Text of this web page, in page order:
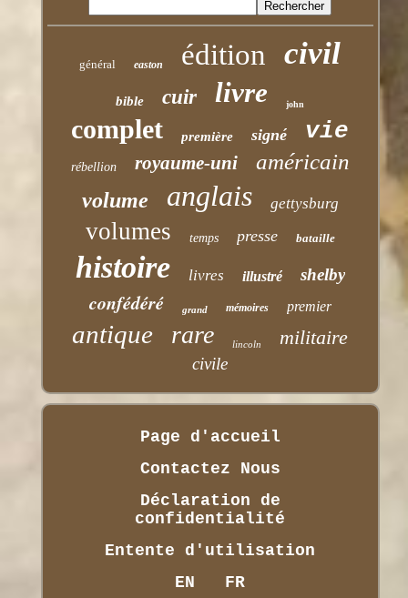
général easton édition civil
bible cuir livre john
complet première signé vie
rébellion royaume-uni américain
volume anglais gettysburg
volumes temps presse bataille
histoire livres illustré shelby
confédéré grand mémoires premier
antique rare lincoln militaire
civile
Page d'accueil
Contactez Nous
Déclaration de
confidentialité
Entente d'utilisation
EN
FR